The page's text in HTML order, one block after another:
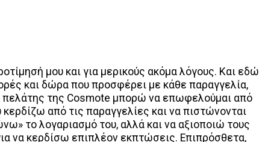
μου και για μερικούς ακόμα λόγους. Και εδώ
και δώρα που προσφέρει με κάθε παραγγελία,
της Cosmote μπορώ να επωφελούμαι από
από τις παραγγελίες και να πιστώνονται
το λογαριασμό του, αλλά και να αξιοποιώ τους
να κερδίσω επιπλέον εκπτώσεις. Επιπρόσθετα,